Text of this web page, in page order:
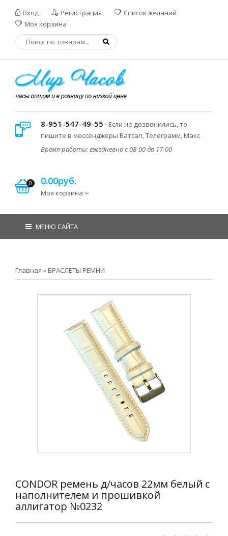
Вход Регистрация
Список желаний
Моя корзина
8-951-547-49-55 - Если не дозвонились, то
пишите в мессенджеры Ватсап, Телеграмм, Макс
Время работы: ежедневно с 08-00 до 17-00
0 0.00руб.
Моя корзина
МЕНЮ САЙТА
Главная » БРАСЛЕТЫ РЕМНИ
CONDOR ремень д/часов 22мм белый с
наполнителем и прошивкой
аллигатор №0232